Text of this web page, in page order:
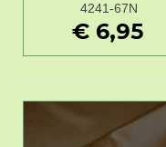
4241-67N
€ 6,95